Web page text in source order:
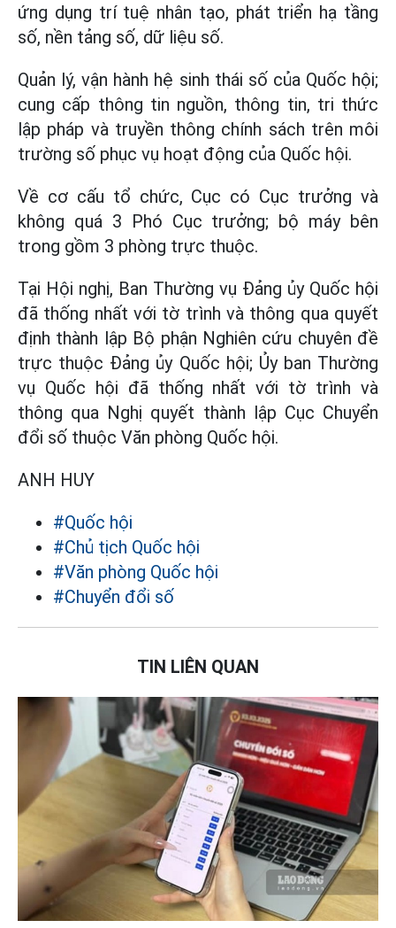
ứng dụng trí tuệ nhân tạo, phát triển hạ tầng
số, nền tảng số, dữ liệu số.
Quản lý, vận hành hệ sinh thái số của Quốc hội;
cung cấp thông tin nguồn, thông tin, tri thức
lập pháp và truyền thông chính sách trên môi
trường số phục vụ hoạt động của Quốc hội.
Về cơ cấu tổ chức, Cục có Cục trưởng và
không quá 3 Phó Cục trưởng; bộ máy bên
trong gồm 3 phòng trực thuộc.
Tại Hội nghị, Ban Thường vụ Đảng ủy Quốc hội
đã thống nhất với tờ trình và thông qua quyết
định thành lập Bộ phận Nghiên cứu chuyên đề
trực thuộc Đảng ủy Quốc hội; Ủy ban Thường
vụ Quốc hội đã thống nhất với tờ trình và
thông qua Nghị quyết thành lập Cục Chuyển
đổi số thuộc Văn phòng Quốc hội.
ANH HUY
#Quốc hội
#Chủ tịch Quốc hội
#Văn phòng Quốc hội
#Chuyển đổi số
TIN LIÊN QUAN